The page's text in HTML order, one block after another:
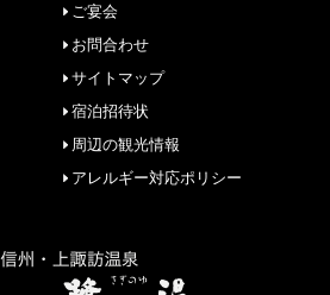
ご宴会
お問合わせ
サイトマップ
宿泊招待状
周辺の観光情報
アレルギー対応ポリシー